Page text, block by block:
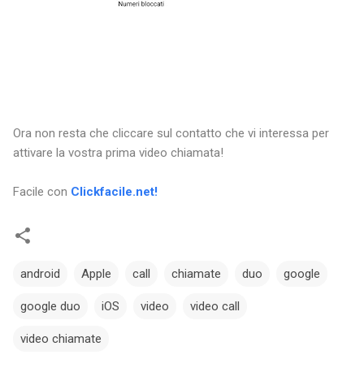
Ora non resta che cliccare sul contatto che vi interessa per
attivare la vostra prima video chiamata!
Facile con Clickfacile.net!
android Apple call chiamate duo google
google duo iOS video video call
video chiamate